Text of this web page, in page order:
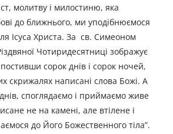
молитву і милостиню, яка
до ближнього, ми уподібнюємося
Ісуса Христа. За св. Симеоном
Чотиридесятниці зображує
сорок днів і сорок ночей,
скрижалях написані слова Божі. А
споглядаємо і приймаємо живе
не на камені, але втілене і
до Його Божественного тіла”.